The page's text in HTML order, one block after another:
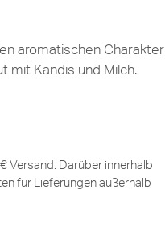
aromatischen Charakter
mit Kandis und Milch.
Versand. Darüber innerhalb
für Lieferungen außerhalb